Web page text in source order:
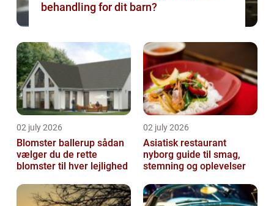
behandling for dit barn?
02 july 2026
Blomster ballerup sådan
vælger du de rette
blomster til hver lejlighed
02 july 2026
Asiatisk restaurant
nyborg guide til smag,
stemning og oplevelser